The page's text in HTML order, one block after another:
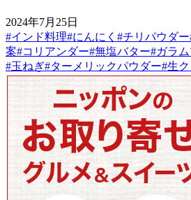
2024年7月25日
#インド料理#にんにく #チリパウダー
案#コリアンダー#無塩バター#ガラ
#玉ねぎ#ターメリックパウダー#生